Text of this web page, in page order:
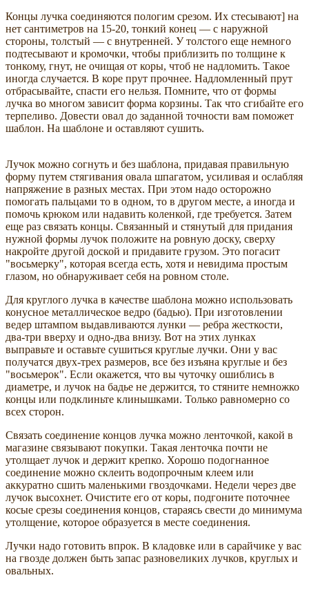
Концы лучка соединяются пологим срезом. Их стесывают] на
нет сантиметров на 15-20, тонкий конец — с наружной
стороны, толстый — с внутренней. У толстого еще немного
подтесывают и кромочки, чтобы приблизить по толщине к
тонкому, гнут, не очищая от коры, чтоб не надломить. Такое
иногда случается. В коре прут прочнее. Надломленный прут
отбрасывайте, спасти его нельзя. Помните, что от формы
лучка во многом зависит форма корзины. Так что сгибайте его
терпеливо. Довести овал до заданной точности вам поможет
шаблон. На шаблоне и оставляют сушить.
Лучок можно согнуть и без шаблона, придавая правильную
форму путем стягивания овала шпагатом, усиливая и ослабляя
напряжение в разных местах. При этом надо осторожно
помогать пальцами то в одном, то в другом месте, а иногда и
помочь крюком или надавить коленкой, где требуется. Затем
еще раз связать концы. Связанный и стянутый для придания
нужной формы лучок положите на ровную доску, сверху
накройте другой доской и придавите грузом. Это погасит
"восьмерку", которая всегда есть, хотя и невидима простым
глазом, но обнаруживает себя на ровном столе.
Для круглого лучка в качестве шаблона можно использовать
конусное металлическое ведро (бадью). При изготовлении
ведер штампом выдавливаются лунки — ребра жесткости,
два-три вверху и одно-два внизу. Вот на этих лунках
выправьте и оставьте сушиться круглые лучки. Они у вас
получатся двух-трех размеров, все без изъяна круглые и без
"восьмерок". Если окажется, что вы чуточку ошиблись в
диаметре, и лучок на бадье не держится, то стяните немножко
концы или подклиньте клинышками. Только равномерно со
всех сторон.
Связать соединение концов лучка можно ленточкой, какой в
магазине связывают покупки. Такая ленточка почти не
утолщает лучок и держит крепко. Хорошо подогнанное
соединение можно склеить водопрочным клеем или
аккуратно сшить маленькими гвоздочками. Недели через две
лучок высохнет. Очистите его от коры, подгоните поточнее
косые срезы соединения концов, стараясь свести до минимума
утолщение, которое образуется в месте соединения.
Лучки надо готовить впрок. В кладовке или в сарайчике у вас
на гвозде должен быть запас разновеликих лучков, круглых и
овальных.